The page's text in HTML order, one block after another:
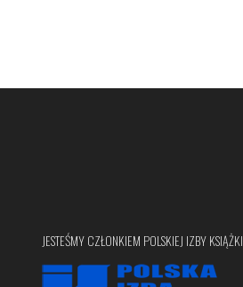
JESTEŚMY CZŁONKIEM POLSKIEJ IZBY KSIĄŻKI